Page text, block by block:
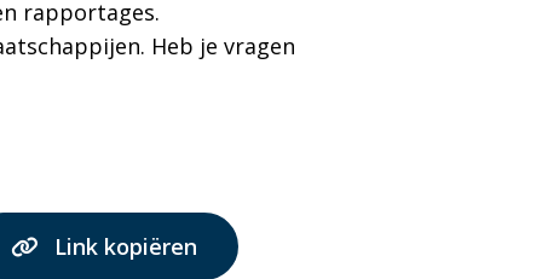
rapportages.
Heb je vragen
Link kopiëren